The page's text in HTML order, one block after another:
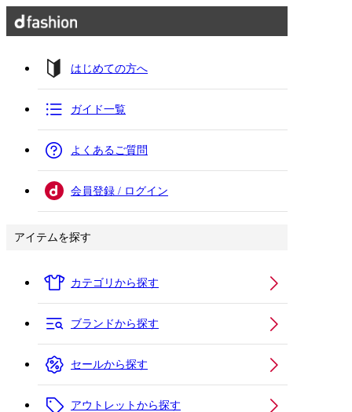
はじめての方へ
ガイド一覧
よくあるご質問
会員登録 / ログイン
アイテムを探す
カテゴリから探す
ブランドから探す
セールから探す
アウトレットから探す